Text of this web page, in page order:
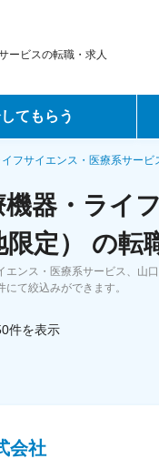
ービスの転職・求人
てもらう
トサービス
フサイエンス・医療系サービ
機器・ライ
定） の転
エンス・医療系サービス、山
て絞込みができます。
件を表示
会社